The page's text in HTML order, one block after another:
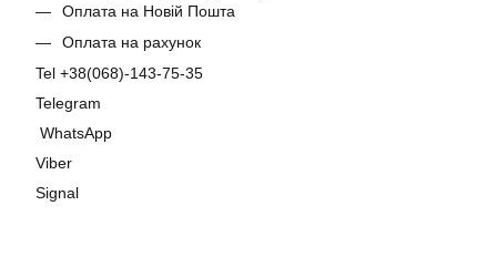
Оплата на Новій Пошта
Оплата на рахунок
Tel +38(068)-143-75-35
Telegram
WhatsApp
Viber
Signal